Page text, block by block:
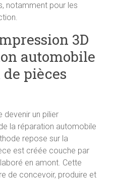
notamment pour les
3D
automobile
pièces
devenir un pilier
la réparation automobile
repose sur la
est créée couche par
en amont. Cette
de concevoir, produire et